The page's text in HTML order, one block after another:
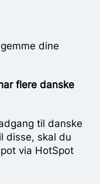
dine
flere danske
til danske
disse, skal du
via HotSpot